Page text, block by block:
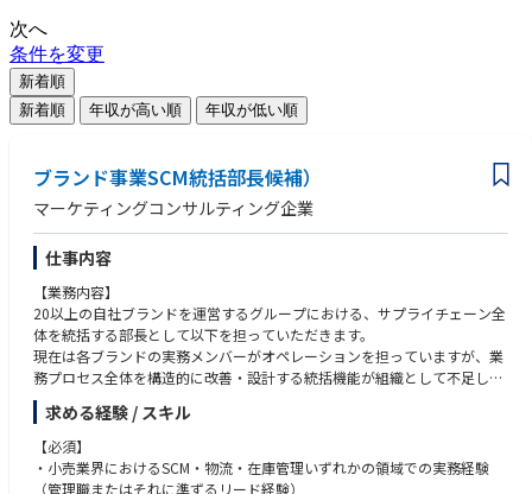
次へ
条件を変更
新着順
新着順
年収が高い順 年収が低い順
ブランド事業SCM統括部長候補）
マーケティングコンサルティング企業
仕事内容
【業務内容】
20以上の自社ブランドを運営するグループにおける、サプライチェーン全
体を統括する部長として以下を担っていただきます。
現在は各ブランドの実務メンバーがオペレーションを担っていますが、業
務プロセス全体を構造的に改善・設計する統括機能が組織として不足して
います。
本ポジションは、その統括機能を新設するポジションです。当社は現在IP
O準備を進めており、原価管理や棚卸資産管理の精緻化・早期化が経営上
の重要課題となっています。
求める経験 / スキル
【必須】
・小売業界におけるSCM・物流・在庫管理いずれかの領域での実務経験
（管理職またはそれに準ずるリード経験）